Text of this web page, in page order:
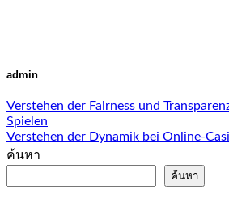
admin
Verstehen der Fairness und
Spielen
Verstehen der Dynamik bei Online-
ค้นหา
ค้นหา